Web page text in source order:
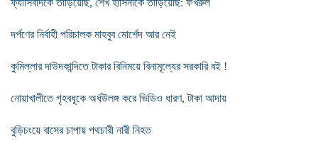
দর্পণের নির্বাহী পরিচালক মাহবুব মোর্শেদ আর নেই
কুমিল্লার দাউদকান্দিতে টাকার বিনিময়ে বিনামূল্যের সরকারি বই !
নোয়াখালীতে গৃহবধূকে অর্ধউলঙ্গ করে ভিডিও ধারণ, টাকা আদায়
বুড়িচংয়ে বাসের চাপায় পথচারী নারী নিহত